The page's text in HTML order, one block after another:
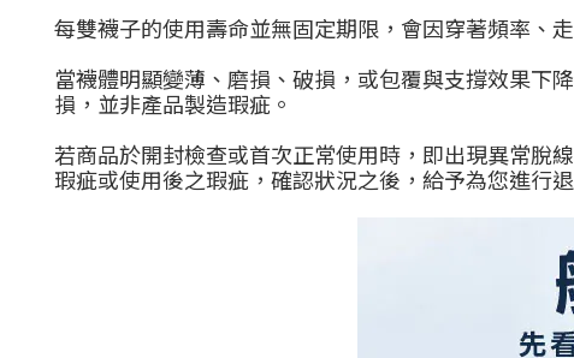
每雙襪子的使用壽命並無固定期限，會因穿著頻率、
當襪體明顯變薄、磨損、破損，或包覆與支撐效果下
損，並非產品製造瑕疵。
若商品於開封檢查或首次正常使用時，即出現異常脫
瑕疵或使用後之瑕疵，確認狀況之後，給予為您進行